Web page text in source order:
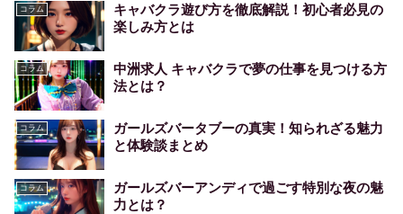
コラム
キャバクラ遊び方を徹底解説！初心者必見の
楽しみ方とは
コラム
中洲求人 キャバクラで夢の仕事を見つける方
法とは？
コラム
ガールズバータブーの真実！知られざる魅力
と体験談まとめ
コラム
ガールズバーアンディで過ごす特別な夜の魅
力とは？